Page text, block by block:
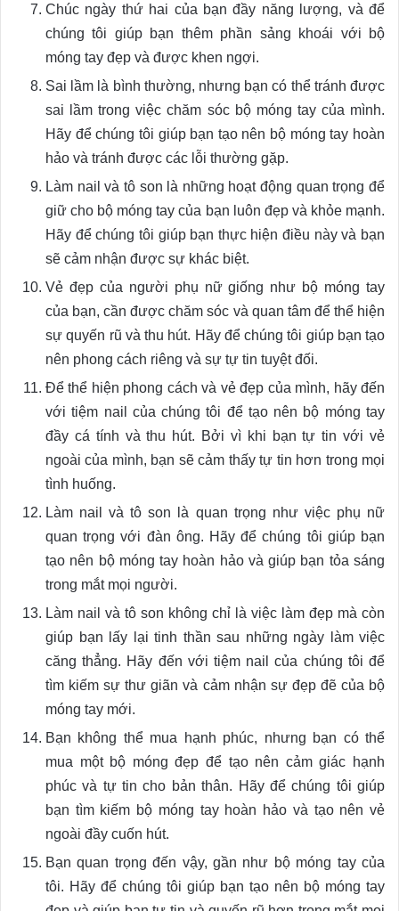
Chúc ngày thứ hai của bạn đầy năng lượng, và để
chúng tôi giúp bạn thêm phần sảng khoái với bộ
móng tay đẹp và được khen ngợi.
Sai lầm là bình thường, nhưng bạn có thể tránh được
sai lầm trong việc chăm sóc bộ móng tay của mình.
Hãy để chúng tôi giúp bạn tạo nên bộ móng tay hoàn
hảo và tránh được các lỗi thường gặp.
Làm nail và tô son là những hoạt động quan trọng để
giữ cho bộ móng tay của bạn luôn đẹp và khỏe mạnh.
Hãy để chúng tôi giúp bạn thực hiện điều này và bạn
sẽ cảm nhận được sự khác biệt.
Vẻ đẹp của người phụ nữ giống như bộ móng tay
của bạn, cần được chăm sóc và quan tâm để thể hiện
sự quyến rũ và thu hút. Hãy để chúng tôi giúp bạn tạo
nên phong cách riêng và sự tự tin tuyệt đối.
Để thể hiện phong cách và vẻ đẹp của mình, hãy đến
với tiệm nail của chúng tôi để tạo nên bộ móng tay
đầy cá tính và thu hút. Bởi vì khi bạn tự tin với vẻ
ngoài của mình, bạn sẽ cảm thấy tự tin hơn trong mọi
tình huống.
Làm nail và tô son là quan trọng như việc phụ nữ
quan trọng với đàn ông. Hãy để chúng tôi giúp bạn
tạo nên bộ móng tay hoàn hảo và giúp bạn tỏa sáng
trong mắt mọi người.
Làm nail và tô son không chỉ là việc làm đẹp mà còn
giúp bạn lấy lại tinh thần sau những ngày làm việc
căng thẳng. Hãy đến với tiệm nail của chúng tôi để
tìm kiếm sự thư giãn và cảm nhận sự đẹp đẽ của bộ
móng tay mới.
Bạn không thể mua hạnh phúc, nhưng bạn có thể
mua một bộ móng đẹp để tạo nên cảm giác hạnh
phúc và tự tin cho bản thân. Hãy để chúng tôi giúp
bạn tìm kiếm bộ móng tay hoàn hảo và tạo nên vẻ
ngoài đầy cuốn hút.
Bạn quan trọng đến vậy, gần như bộ móng tay của
tôi. Hãy để chúng tôi giúp bạn tạo nên bộ móng tay